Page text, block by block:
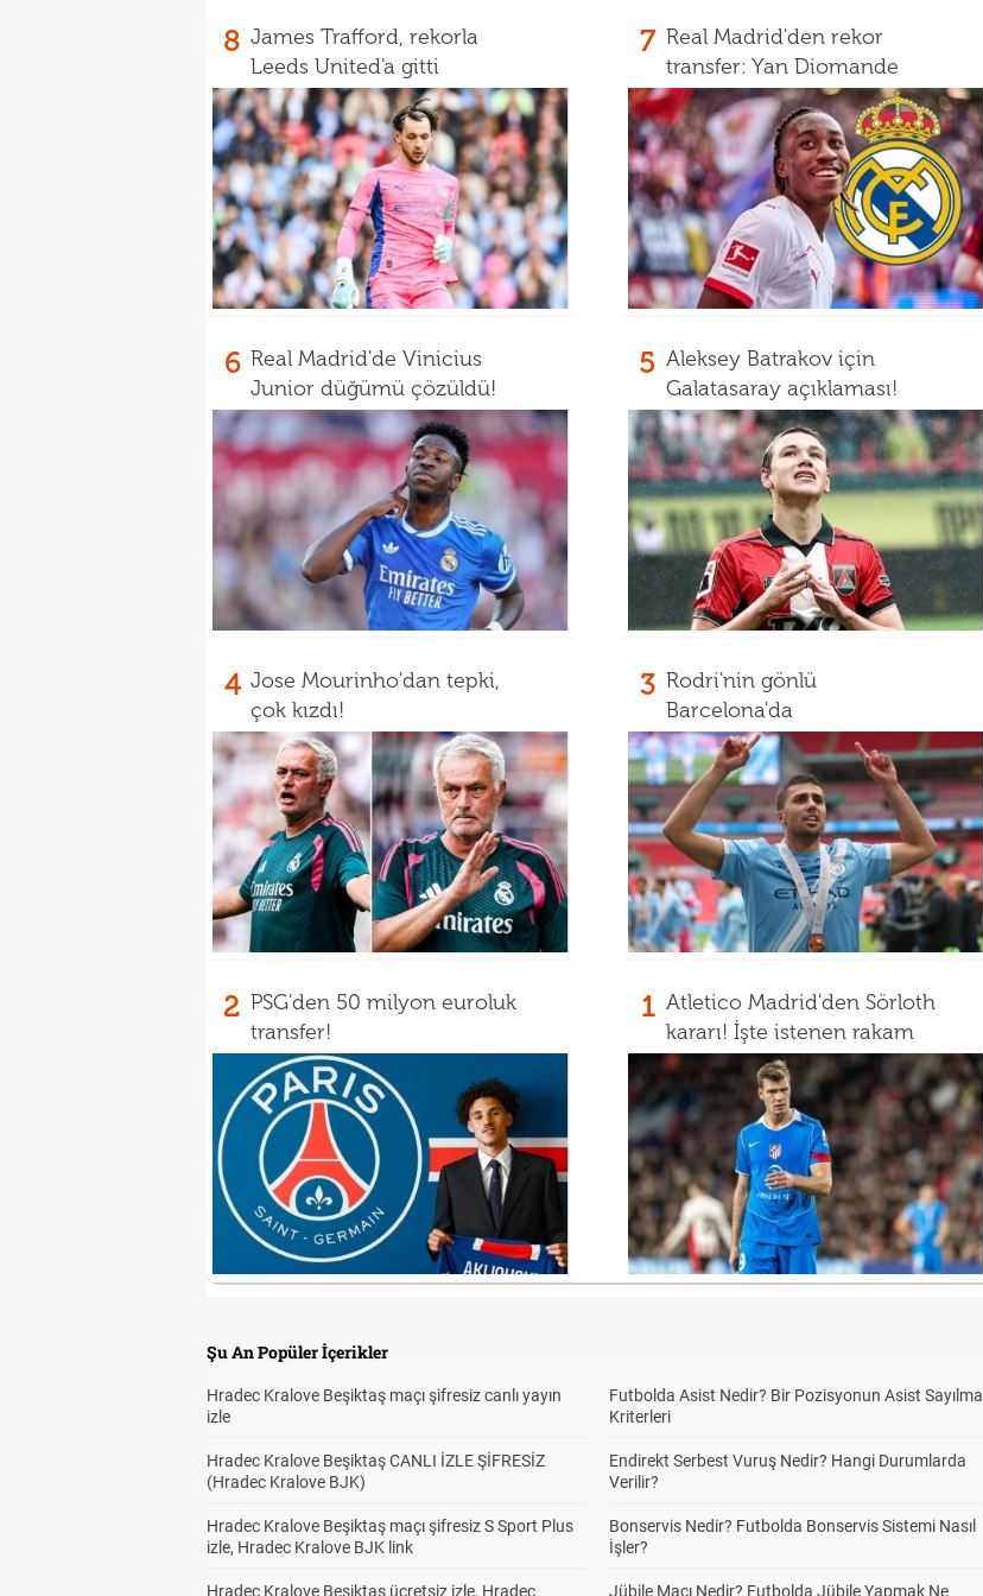
8 James Trafford, rekorla
Leeds United'a gitti
7 Real Madrid'den rekor
transfer: Yan Diomande
6 Real Madrid'de Vinicius
Junior düğümü çözüldü!
5 Aleksey Batrakov için
Galatasaray açıklaması!
4 Jose Mourinho'dan tepki,
çok kızdı!
3 Rodri'nin gönlü
Barcelona'da
2 PSG'den 50 milyon euroluk
transfer!
1 Atletico Madrid'den Sörloth
kararı! İşte istenen rakam
Şu An Popüler İçerikler
Hradec Kralove Beşiktaş maçı şifresiz canlı yayın
izle
Hradec Kralove Beşiktaş CANLI İZLE ŞİFRESİZ
(Hradec Kralove BJK)
Hradec Kralove Beşiktaş maçı şifresiz S Sport Plus
izle, Hradec Kralove BJK link
Hradec Kralove Beşiktaş ücretsiz izle, Hradec
Futbolda Asist Nedir? Bir Pozisyonun Asist Sayılma
Kriterleri
Endirekt Serbest Vuruş Nedir? Hangi Durumlarda
Verilir?
Bonservis Nedir? Futbolda Bonservis Sistemi Nasıl
İşler?
Jübile Maçı Nedir? Futbolda Jübile Yapmak Ne